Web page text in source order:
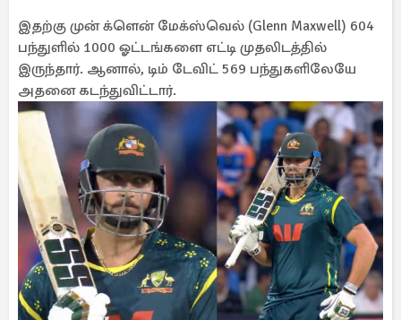
இதற்கு முன் க்ளென் மேக்ஸ்வெல் (Glenn Maxwell) 604
பந்துளில் 1000 ஓட்டங்களை எட்டி முதலிடத்தில்
இருந்தார். ஆனால், டிம் டேவிட் 569 பந்துகளிலேயே
அதனை கடந்துவிட்டார்.